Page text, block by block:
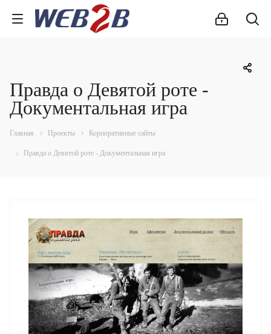
Правда о Девятой роте -
Документальная игра
Главная Проекты Корпоративные сайты
Правда о Девятой роте - Документальная игра